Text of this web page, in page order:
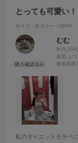
とっても可愛い！
サイズ：M カラー：GRAY
むむ
年代:20代
体型: ふつ
都道府県:
私のダイエットモチベ